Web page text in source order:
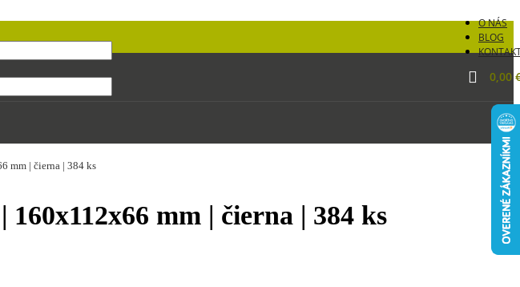
O NÁS
BLOG
0,00
mm | čierna | 384 ks
mm | čierna | 384 ks